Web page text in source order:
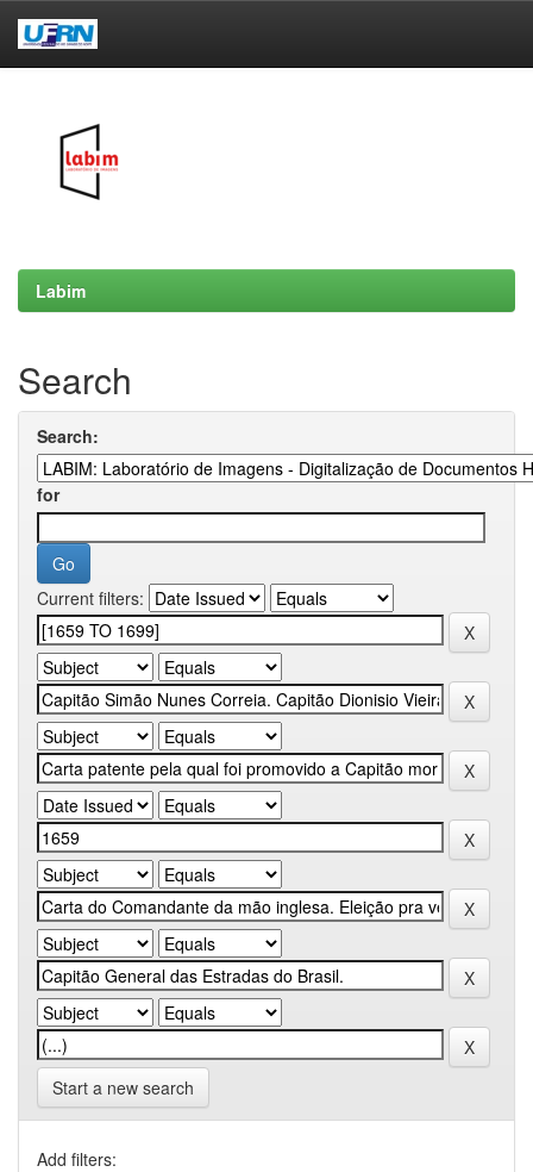
Labim
Search
Search:
for
Current filters:
Start a new search
Add filters: